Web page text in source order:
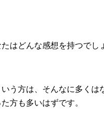
はどんな感想を持つでし
う方は、そんなに多くは
方も多いはずです。